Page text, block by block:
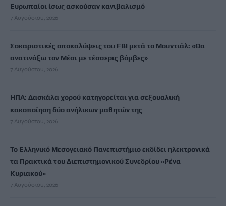
Ευρωπαίοι ίσως ασκούσαν κανιβαλισμό
7 Αυγούστου, 2026
Σοκαριστικές αποκαλύψεις του FBI μετά το Μουντιάλ: «Θα
ανατινάξω τον Μέσι με τέσσερις βόμβες»
7 Αυγούστου, 2026
ΗΠΑ: Δασκάλα χορού κατηγορείται για σεξουαλική
κακοποίηση δύο ανήλικων μαθητών της
7 Αυγούστου, 2026
Το Ελληνικό Μεσογειακό Πανεπιστήμιο εκδίδει ηλεκτρονικά
τα Πρακτικά του Διεπιστημονικού Συνεδρίου «Ρένα
Κυριακού»
7 Αυγούστου, 2026